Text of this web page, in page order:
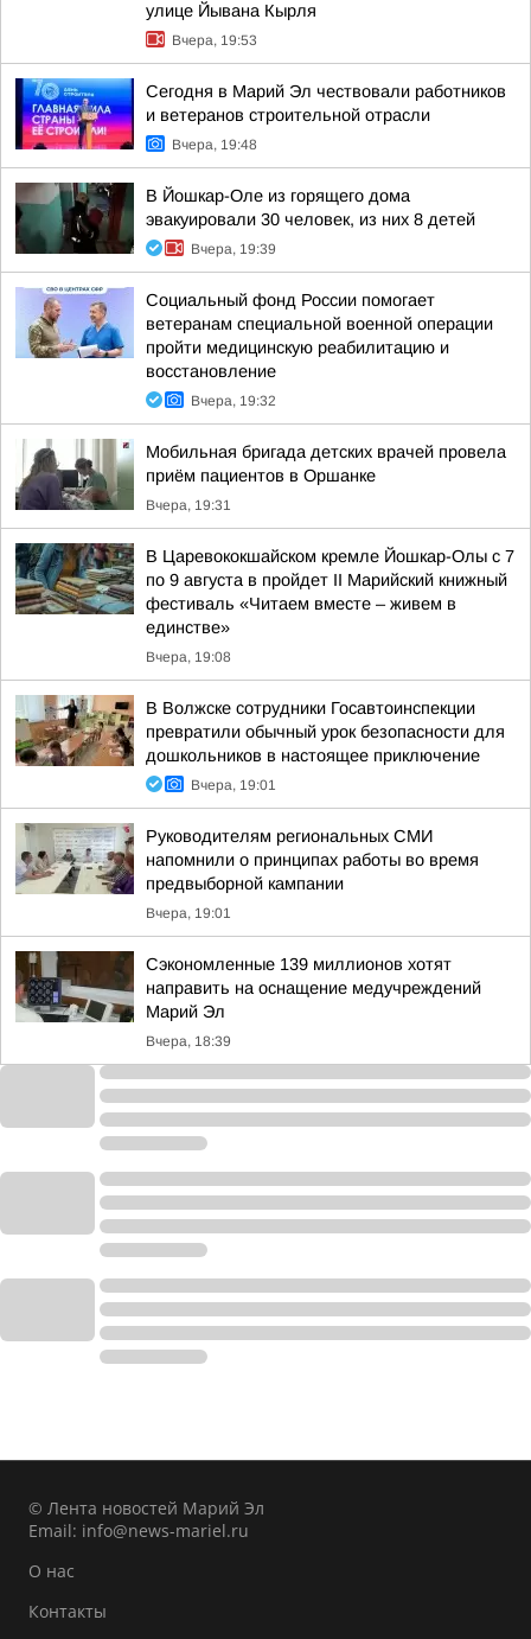
улице Йывана Кырля
Вчера, 19:53
Сегодня в Марий Эл чествовали работников
и ветеранов строительной отрасли
Вчера, 19:48
В Йошкар-Оле из горящего дома
эвакуировали 30 человек, из них 8 детей
Вчера, 19:39
Социальный фонд России помогает
ветеранам специальной военной операции
пройти медицинскую реабилитацию и
восстановление
Вчера, 19:32
Мобильная бригада детских врачей провела
приём пациентов в Оршанке
Вчера, 19:31
В Царевококшайском кремле Йошкар-Олы с 7
по 9 августа в пройдет II Марийский книжный
фестиваль «Читаем вместе – живем в
единстве»
Вчера, 19:08
В Волжске сотрудники Госавтоинспекции
превратили обычный урок безопасности для
дошкольников в настоящее приключение
Вчера, 19:01
Руководителям региональных СМИ
напомнили о принципах работы во время
предвыборной кампании
Вчера, 19:01
Сэкономленные 139 миллионов хотят
направить на оснащение медучреждений
Марий Эл
Вчера, 18:39
© Лента новостей Марий Эл
Email: info@news-mariel.ru
О нас
Контакты